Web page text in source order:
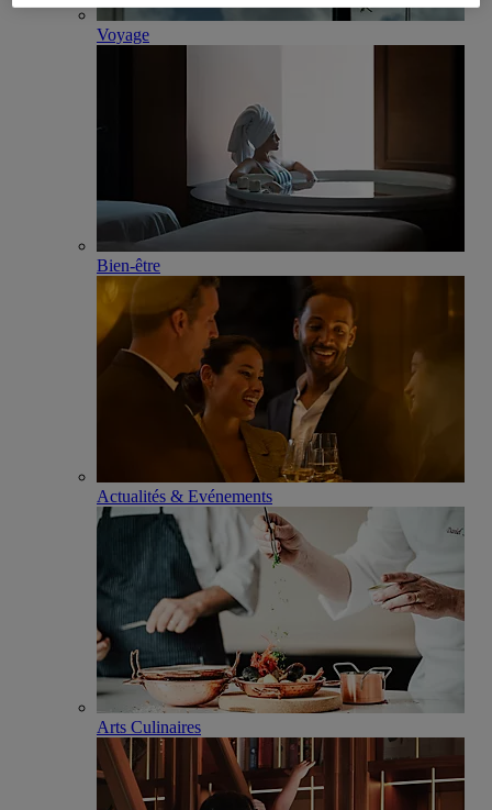
Voyage
Bien-être
Actualités & Evénements
Arts Culinaires